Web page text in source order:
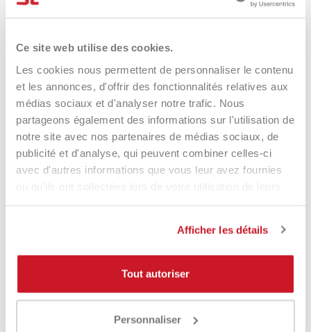
Ce site web utilise des cookies.
Les cookies nous permettent de personnaliser le contenu
et les annonces, d'offrir des fonctionnalités relatives aux
médias sociaux et d'analyser notre trafic. Nous
partageons également des informations sur l'utilisation de
notre site avec nos partenaires de médias sociaux, de
publicité et d'analyse, qui peuvent combiner celles-ci
avec d'autres informations que vous leur avez fournies
Afficher les détails
Tout autoriser
Personnaliser
165,00 €
99,90 €
Eccezionale
Recensioni